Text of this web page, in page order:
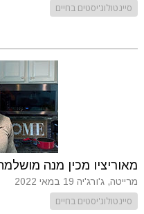
סיינטולוג'יסטים בחיים
מאוריציו מכין מנה
מרייטה, ג'ורג'יה 19 במאי 2022
סיינטולוג'יסטים בחיים